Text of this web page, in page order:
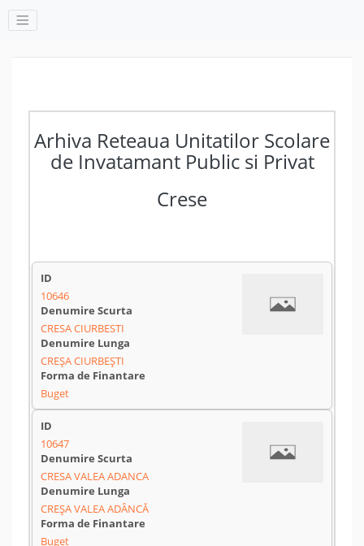
Arhiva Reteaua Unitatilor Scolare
de Invatamant Public si Privat
Crese
10646
CRESA CIURBESTI
CREȘA CIURBEȘTI
Buget
10647
CRESA VALEA ADANCA
CREȘA VALEA ADÂNCĂ
Buget